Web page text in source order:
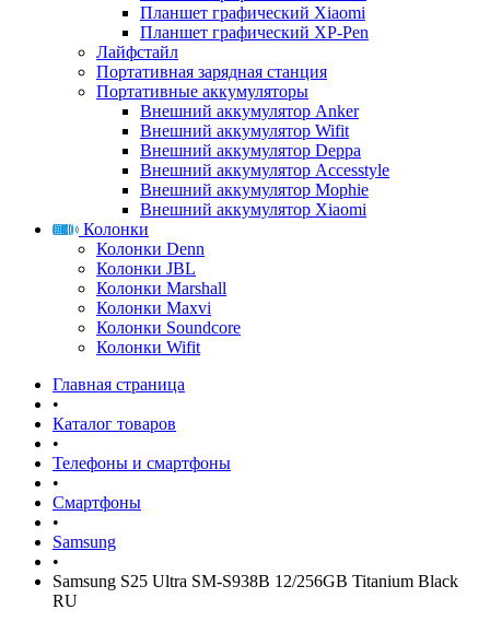
Планшет графический Xiaomi
Планшет графический XP-Pen
Лайфстайл
Портативная зарядная станция
Портативные аккумуляторы
Внешний аккумулятор Anker
Внешний аккумулятор Wifit
Внешний аккумулятор Deppa
Внешний аккумулятор Accesstyle
Внешний аккумулятор Mophie
Внешний аккумулятор Xiaomi
Колонки
Колонки Denn
Колонки JBL
Колонки Marshall
Колонки Maxvi
Колонки Soundcore
Колонки Wifit
Главная страница
•
Каталог товаров
•
Телефоны и смартфоны
•
Смартфоны
•
Samsung
•
Samsung S25 Ultra SM-S938B 12/256GB Titanium Black
RU